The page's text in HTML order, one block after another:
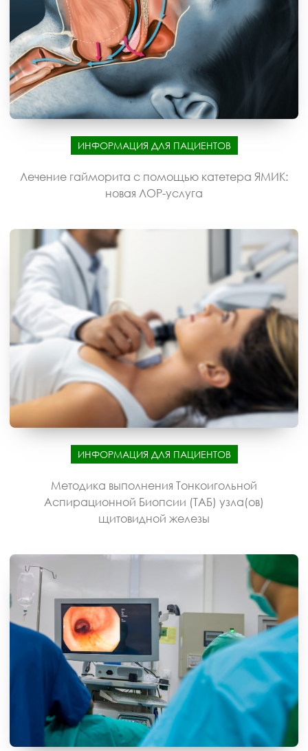
ИНФОРМАЦИЯ ДЛЯ ПАЦИЕНТОВ
Лечение гайморита с помощью катетера ЯМИК:
новая ЛОР-услуга
ИНФОРМАЦИЯ ДЛЯ ПАЦИЕНТОВ
Методика выполнения Тонкоигольной
Аспирационной Биопсии (ТАБ) узла(ов)
щитовидной железы